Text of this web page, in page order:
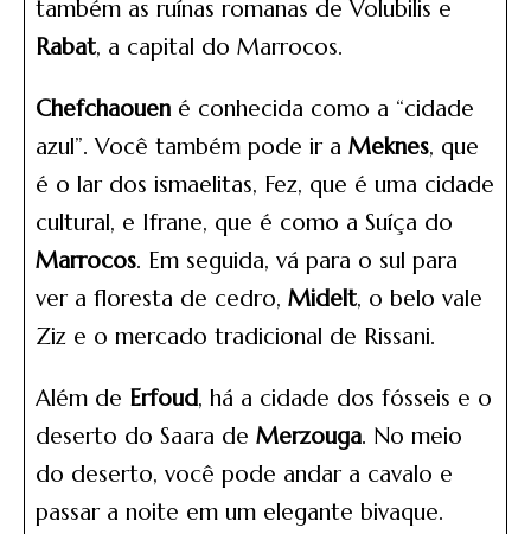
também as ruínas romanas de Volubilis e
Rabat, a capital do Marrocos.
Chefchaouen é conhecida como a “cidade
azul”. Você também pode ir a Meknes, que
é o lar dos ismaelitas, Fez, que é uma cidade
cultural, e Ifrane, que é como a Suíça do
Marrocos. Em seguida, vá para o sul para
ver a floresta de cedro, Midelt, o belo vale
Ziz e o mercado tradicional de Rissani.
Além de Erfoud, há a cidade dos fósseis e o
deserto do Saara de Merzouga. No meio
do deserto, você pode andar a cavalo e
passar a noite em um elegante bivaque.